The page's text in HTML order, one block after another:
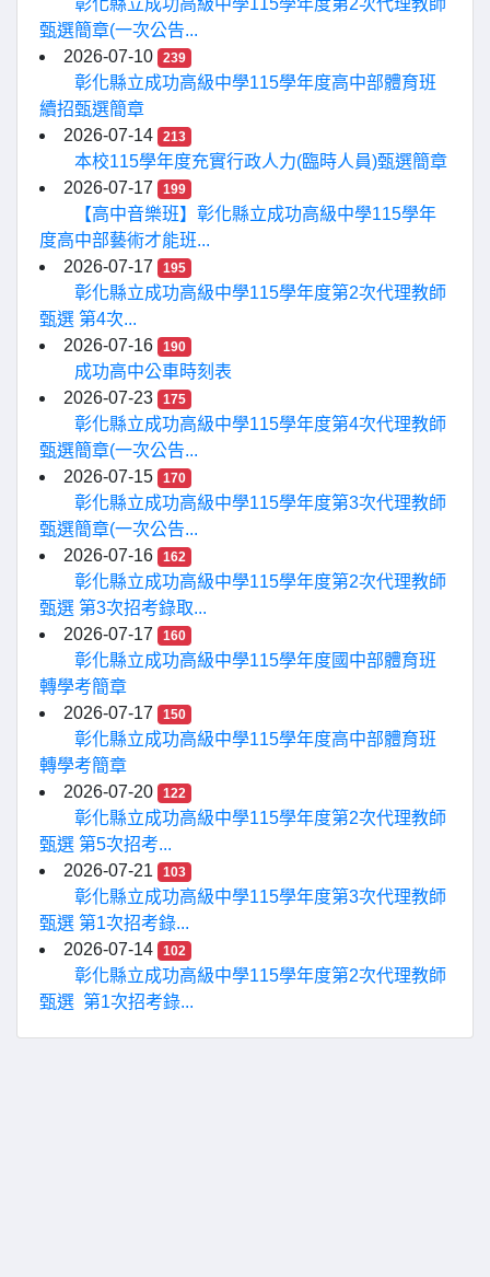
彰化縣立成功高級中學115學年度第2次代理教師
甄選簡章(一次公告...
2026-07-10
239
彰化縣立成功高級中學115學年度高中部體育班
續招甄選簡章
2026-07-14
213
本校115學年度充實行政人力(臨時人員)甄選簡章
2026-07-17
199
【高中音樂班】彰化縣立成功高級中學115學年
度高中部藝術才能班...
2026-07-17
195
彰化縣立成功高級中學115學年度第2次代理教師
甄選 第4次...
2026-07-16
190
成功高中公車時刻表
2026-07-23
175
彰化縣立成功高級中學115學年度第4次代理教師
甄選簡章(一次公告...
2026-07-15
170
彰化縣立成功高級中學115學年度第3次代理教師
甄選簡章(一次公告...
2026-07-16
162
彰化縣立成功高級中學115學年度第2次代理教師
甄選 第3次招考錄取...
2026-07-17
160
彰化縣立成功高級中學115學年度國中部體育班
轉學考簡章
2026-07-17
150
彰化縣立成功高級中學115學年度高中部體育班
轉學考簡章
2026-07-20
122
彰化縣立成功高級中學115學年度第2次代理教師
甄選 第5次招考...
2026-07-21
103
彰化縣立成功高級中學115學年度第3次代理教師
甄選 第1次招考錄...
2026-07-14
102
彰化縣立成功高級中學115學年度第2次代理教師
甄選 第1次招考錄...